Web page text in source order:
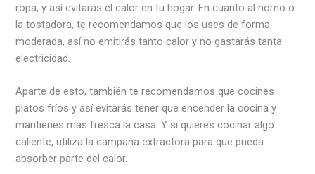
ropa, y así evitarás el calor en tu hogar. En cuanto al horno o
la tostadora, te recomendamos que los uses de forma
moderada, así no emitirás tanto calor y no gastarás tanta
electricidad.
Aparte de esto, también te recomendamos que cocines
platos fríos y así evitarás tener que encender la cocina y
mantienes más fresca la casa. Y si quieres cocinar algo
caliente, utiliza la campana extractora para que pueda
absorber parte del calor.